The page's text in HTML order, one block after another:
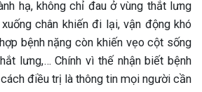
hạ, không chỉ đau ở vùng thắt lưng
chân khiến đi lại, vận động khó
bệnh nặng còn khiến vẹo cột sống
lưng,… Chính vì thế nhận biết bệnh
điều trị là thông tin mọi người cần